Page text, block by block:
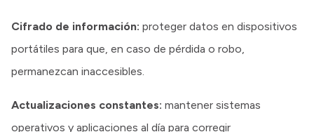
Cifrado de información: proteger datos en dispositivos
portátiles para que, en caso de pérdida o robo,
permanezcan inaccesibles.
Actualizaciones constantes: mantener sistemas
operativos y aplicaciones al día para corregir